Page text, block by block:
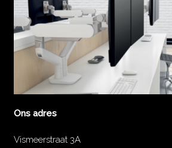
Ons adres
Vismeerstraat 3A